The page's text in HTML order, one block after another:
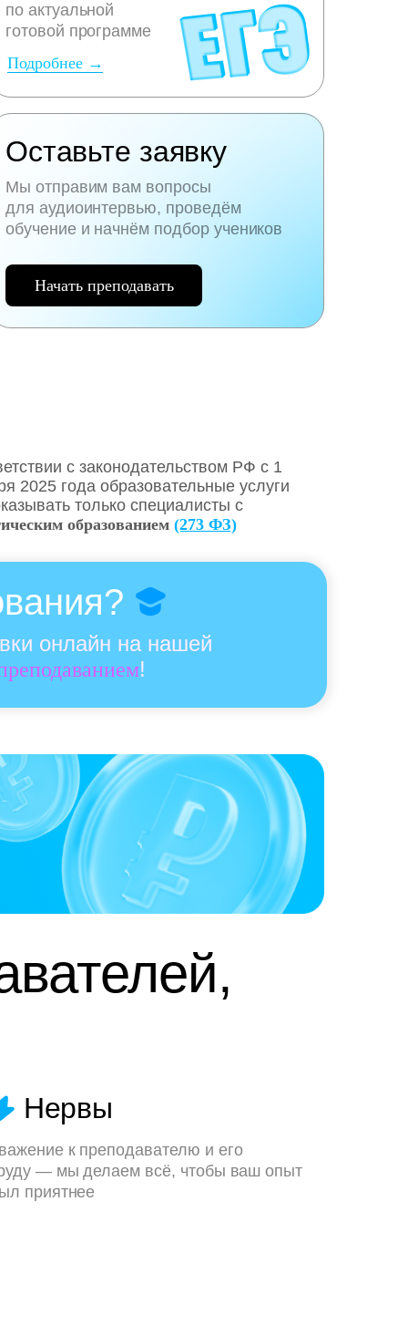
Мы отправим вам вопросы
для аудиоинтервью, проведём
обучение и начнём подбор учеников
Оставьте заявку
Подробнее →
по актуальной
готовой программе
Начать преподавать
с законодательством РФ c 1
2025 года образовательные услуги
только специалисты с
образованием (273 ФЗ)
онлайн на нашей
!
Нервы
к преподавателю и его
— мы делаем всё, чтобы ваш опыт
приятнее